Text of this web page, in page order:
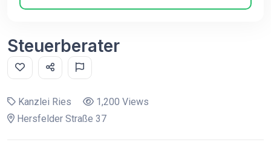
Steuerberater
Kanzlei Ries
1,200 Views
Hersfelder Straße 37